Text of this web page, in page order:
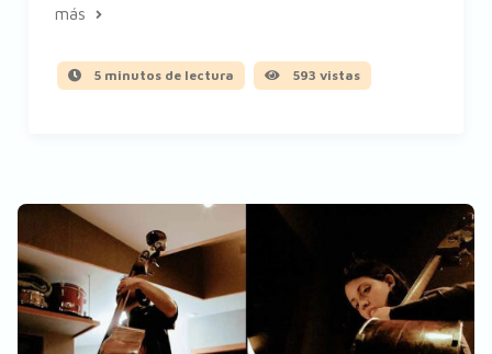
más
5 minutos de lectura 593 vistas